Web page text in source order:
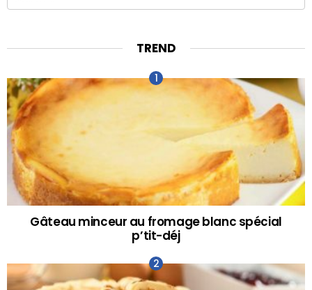
TREND
Gâteau minceur au fromage blanc spécial
p’tit-déj